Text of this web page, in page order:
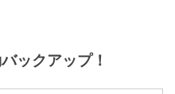
ックアップ！